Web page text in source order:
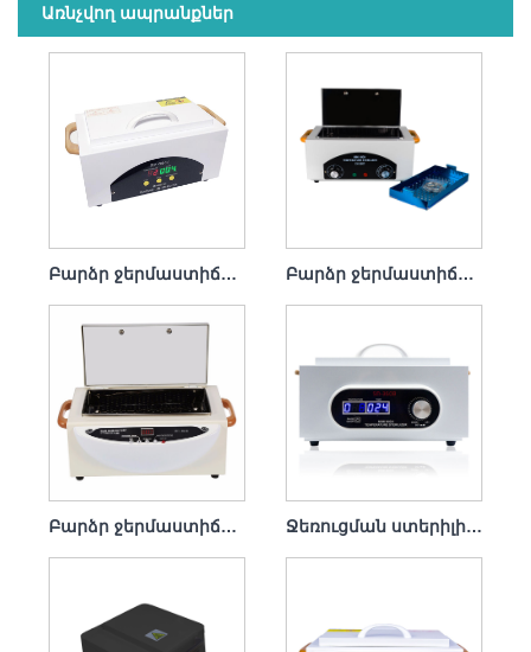
Առնչվող ապրանքներ
Բարձր ջերմաստիճանի ստերիլիզատորի ախտահանման պահարանի մեքենա սրահի համար 600վտ Բարձր ջերմաստիճանի ստերիլիզատոր ախտահանման պահարան ատամնաբուժական կլինիկայի համար 300 վտ
Բարձր ջերմաստիճանի ստերիլիզատորի ախտահանման պահարանի մեքենա տնային օգտագործման համար 100 վտ Ջեռուցման ստերիլիզացման էկրան Խելացի ժմչփ ստերիլիզատոր